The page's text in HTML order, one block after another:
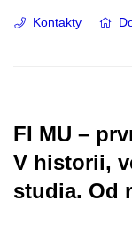
Kontakty
FI MU –
V historii,
studia. Od